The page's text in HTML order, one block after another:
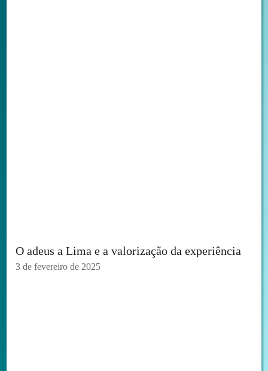
O adeus a Lima e a valorização da experiência
3 de fevereiro de 2025